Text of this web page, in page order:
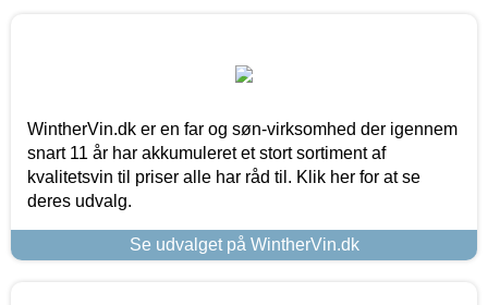
WintherVin.dk er en far og søn-virksomhed der igennem
snart 11 år har akkumuleret et stort sortiment af
kvalitetsvin til priser alle har råd til. Klik her for at se
deres udvalg.
Se udvalget på WintherVin.dk